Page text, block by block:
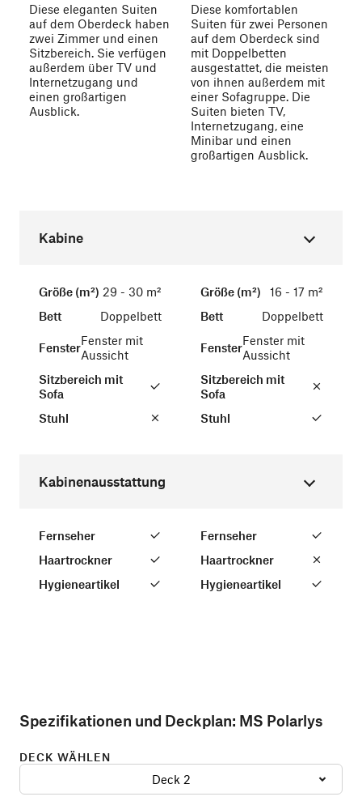
Diese eleganten Suiten
auf dem Oberdeck haben
zwei Zimmer und einen
Sitzbereich. Sie verfügen
außerdem über TV und
Internetzugang und
einen großartigen
Ausblick.
Diese komfortablen
Suiten für zwei Personen
auf dem Oberdeck sind
mit Doppelbetten
ausgestattet, die meisten
von ihnen außerdem mit
einer Sofagruppe. Die
Suiten bieten TV,
Internetzugang, eine
Minibar und einen
großartigen Ausblick.
Kabine
Größe (m²) 29 - 30 m²
Bett
Doppelbett
FensterFenster mit
Aussicht
Sitzbereich mit
Sofa
Stuhl
Größe (m²)
16 - 17 m²
Bett
Doppelbett
FensterFenster mit
Aussicht
Sitzbereich mit
Sofa
Stuhl
Kabinenausstattung
Fernseher
Haartrockner
Hygieneartikel
Fernseher
Haartrockner
Hygieneartikel
Spezifikationen und Deckplan: MS Polarlys
DECK WÄHLEN
Deck 2